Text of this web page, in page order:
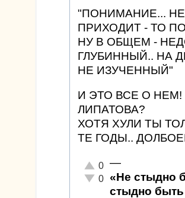
"ПОНИМАНИЕ...
ПРИХОДИТ - ТО
НУ В ОБЩЕМ -
ГЛУБИННЫЙ.. НА
НЕ ИЗУЧЕННЫЙ"
И ЭТО ВСЕ О
ЛИПАТОВА?
ХОТЯ ХУЛИ ТЫ
ТЕ ГОДЫ..
Отлично!
0
Неадекватно!
0
—
«Не стыдно
стыдно быть